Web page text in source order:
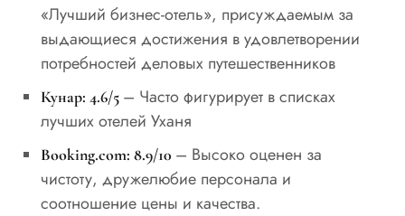
«Лучший бизнес-отель», присуждаемым за
выдающиеся достижения в удовлетворении
потребностей деловых путешественников
Кунар: 4.6/5 – Часто фигурирует в списках
лучших отелей Уханя
Booking.com: 8.9/10 – Высоко оценен за
чистоту, дружелюбие персонала и
соотношение цены и качества.